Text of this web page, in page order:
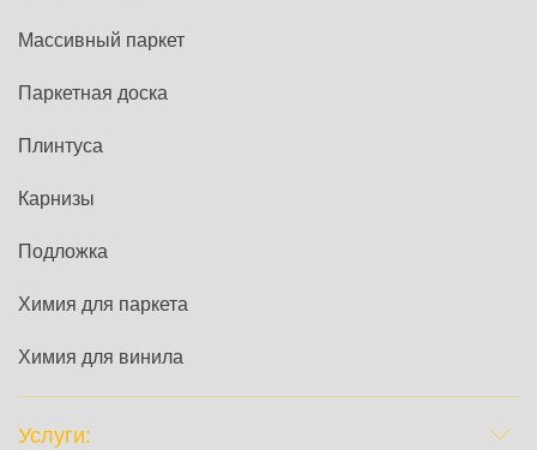
Массивный паркет
Паркетная доска
Плинтуса
Карнизы
Подложка
Химия для паркета
Химия для винила
Услуги: